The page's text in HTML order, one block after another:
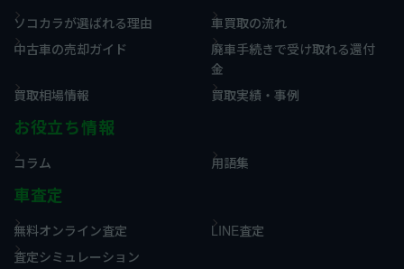
ソコカラが選ばれる理由
車買取の流れ
中古車の売却ガイド
廃車手続きで受け取れる還付
金
買取相場情報
買取実績・事例
お役立ち情報
コラム 用語集
車査定
無料オンライン査定
LINE査定
査定シミュレーション